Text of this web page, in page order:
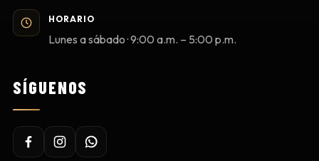
HORARIO
Lunes a sábado · 9:00 a.m. – 5:00 p.m.
SÍGUENOS